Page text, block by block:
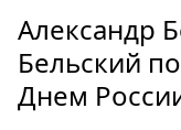
Россия
Мир
Александр
Бельский
Днем